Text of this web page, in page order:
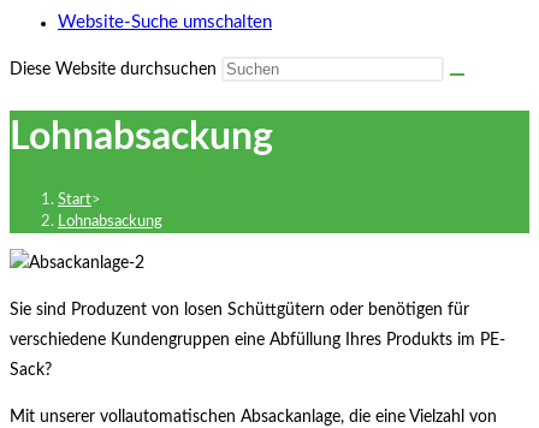
Website-Suche umschalten
Diese Website durchsuchen
Lohnabsackung
Start>
Lohnabsackung
Sie sind Produzent von losen Schüttgütern oder benötigen für
verschiedene Kundengruppen eine Abfüllung Ihres Produkts im PE-
Sack?
Mit unserer vollautomatischen Absackanlage, die eine Vielzahl von